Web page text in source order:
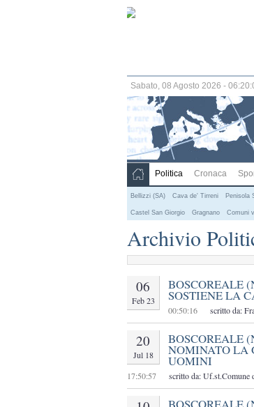
Sabato, 08 Agosto 2026 -
Politica Cronaca
Bellizzi (SA) Cava de' Tirreni Penisola
Castel San Giorgio Gragnano Comuni
Archivio
06
Feb 23
BOSCOREALE
SOSTIENE LA
00:50:16 scritto da:
20
Jul 18
BOSCOREALE
NOMINATO LA
UOMINI
17:50:57 scritto da: Uf.st.Comune